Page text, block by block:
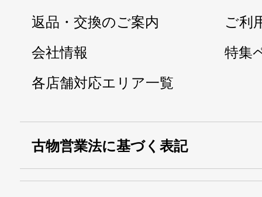
返品・交換のご案内
ご利
会社情報
特集
各店舗対応エリア一覧
古物営業法に基づく表記